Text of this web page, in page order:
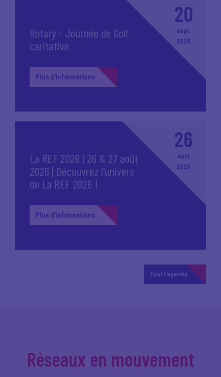
20
sept.
2026
Rotary - Journée de Golf
caritative
Plus d'informations
26
août
2026
La REF 2026 | 26 & 27 août
2026 | Découvrez l'univers
de La REF 2026 !
Plus d'informations
Tout l'agenda
Réseaux en mouvement